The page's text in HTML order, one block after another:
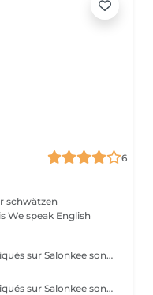
6
Lëtzebuergesch Nous parlons français We speak English
Veuillez prendre note que les prix indiqués sur Salonkee sont communiqués à titre informatif et s'entendent de base. Ces derniers sont susceptibles de varier selon le diagnostic réalisé à votre arrivée au salon et l'expertise du professionnel à qui vous confiez votre beauté. Dans tous les cas, un devis précis vous sera proposé et toutes réalisations de prestations seront effectuées avec votre accord. Un grand merci d'avance pour votre compréhension. Au plaisir de vous recevoir très vite.
Veuillez prendre note que les prix indiqués sur Salonkee sont communiqués à titre informatif et s'entendent de base. Ces derniers sont susceptibles de varier selon le diagnostic réalisé à votre arrivée au salon et l'expertise du professionnel à qui vous confiez votre beauté. Dans tous les cas, un devis précis vous sera proposé et toutes réalisations de prestations seront effectuées avec votre accord. Un grand merci d'avance pour votre compréhension. Au plaisir de vous recevoir très vite.